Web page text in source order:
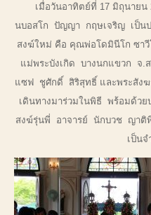
เมื่อวันอาทิตย์ที่ 17 มิถุนายน
นบอสโก ปัญญา กฤษเจริญ เป็น
สงฆ์ใหม่ คือ คุณพ่อโดมินีโก ซา
แม่พระบังเกิด บางนกแขวก จ.
แซฟ ชูศักดิ์ สิริสุทธิ์ และพระสังฆ
เดินทางมาร่วมในพิธี พร้อมด้วย
สงฆ์รุ่นพี่ อาจารย์ นักบวช ญาติ
เป็น